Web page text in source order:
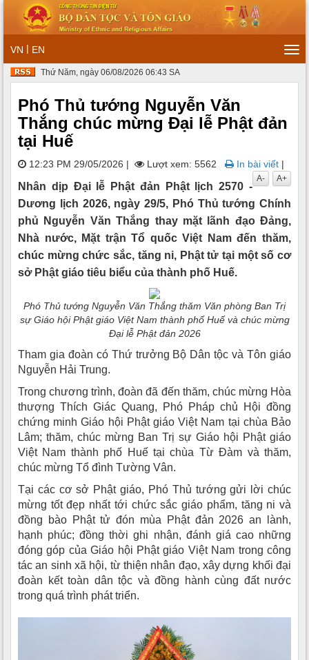
VN | EN
Thứ Năm, ngày 06/08/2026 06:43 SA
Phó Thủ tướng Nguyễn Văn
Thắng chúc mừng Đại lễ Phật đản
tại Huế
12:23 PM 29/05/2026 | Lượt xem: 5562 In bài viết |
A+
A-
Nhân dịp Đại lễ Phật đản Phật lịch 2570 -
Dương lịch 2026, ngày 29/5, Phó Thủ tướng Chính
phủ Nguyễn Văn Thắng thay mặt lãnh đạo Đảng,
Nhà nước, Mặt trận Tổ quốc Việt Nam đến thăm,
chúc mừng chức sắc, tăng ni, Phật tử tại một số cơ
sở Phật giáo tiêu biểu của thành phố Huế.
Phó Thủ tướng Nguyễn Văn Thắng thăm Văn phòng Ban Trị
sự Giáo hội Phật giáo Việt Nam thành phố Huế và chúc mừng
Đại lễ Phật đản 2026
Tham gia đoàn có Thứ trưởng Bộ Dân tộc và Tôn giáo
Nguyễn Hải Trung.
Trong chương trình, đoàn đã đến thăm, chúc mừng Hòa
thượng Thích Giác Quang, Phó Pháp chủ Hội đồng
chứng minh Giáo hội Phật giáo Việt Nam tại chùa Bảo
Lâm; thăm, chúc mừng Ban Trị sự Giáo hội Phật giáo
Việt Nam thành phố Huế tại chùa Từ Đàm và thăm,
chúc mừng Tổ đình Tường Vân.
Tại các cơ sở Phật giáo, Phó Thủ tướng gửi lời chúc
mừng tốt đẹp nhất tới chức sắc giáo phẩm, tăng ni và
đồng bào Phật tử đón mùa Phật đản 2026 an lành,
hạnh phúc; đồng thời ghi nhận, đánh giá cao những
đóng góp của Giáo hội Phật giáo Việt Nam trong công
tác an sinh xã hội, từ thiện nhân đạo, xây dựng khối đại
đoàn kết toàn dân tộc và đồng hành cùng đất nước
trong quá trình phát triển.